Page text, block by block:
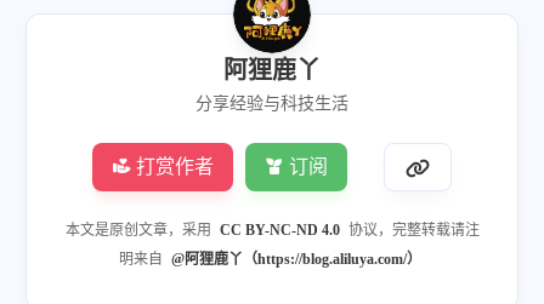
阿狸鹿丫
分享经验与科技生活
打赏作者 订阅
本文是原创文章，采用 CC BY-NC-ND 4.0 协议，完整转载请注
明来自 @阿狸鹿丫（https://blog.aliluya.com/）